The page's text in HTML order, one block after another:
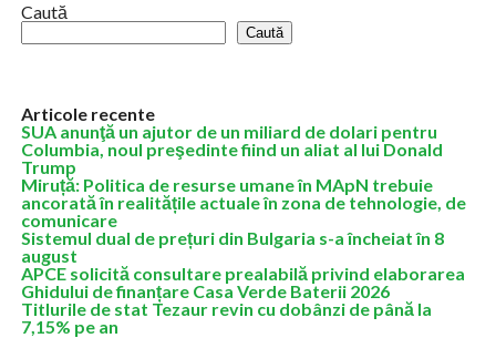
Caută
Caută
Articole recente
SUA anunţă un ajutor de un miliard de dolari pentru
Columbia, noul preşedinte fiind un aliat al lui Donald
Trump
Miruță: Politica de resurse umane în MApN trebuie
ancorată în realitățile actuale în zona de tehnologie, de
comunicare
Sistemul dual de prețuri din Bulgaria s-a încheiat în 8
august
APCE solicită consultare prealabilă privind elaborarea
Ghidului de finanțare Casa Verde Baterii 2026
Titlurile de stat Tezaur revin cu dobânzi de până la
7,15% pe an